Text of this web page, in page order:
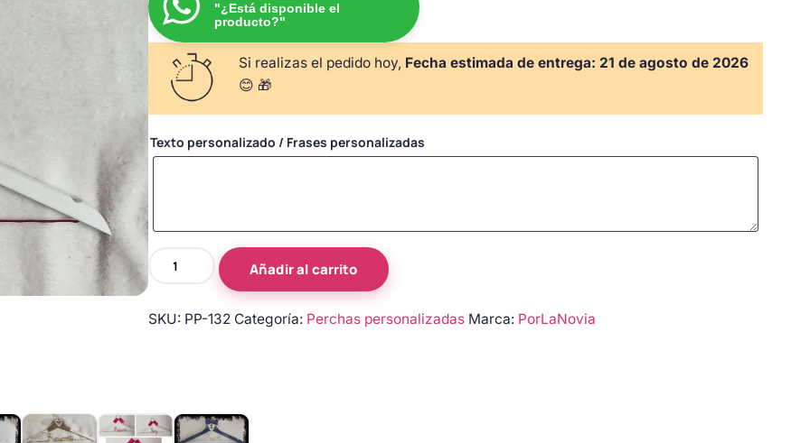
"¿Está disponible el
producto?"
Si realizas el pedido hoy, Fecha estimada de entrega: 21 de agosto de 2026
😊 🎁
Texto personalizado / Frases personalizadas
Perchas
personalizadas
Añadir al carrito
SKU: PP-132 Categoría: Perchas personalizadas Marca: PorLaNovia